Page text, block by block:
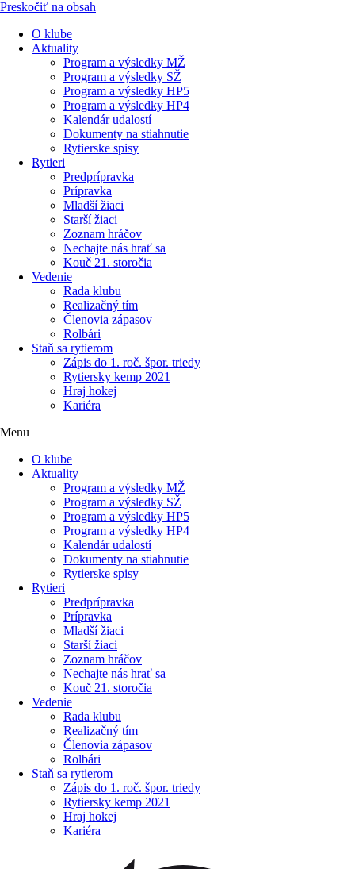
Preskočiť na obsah
O klube
Aktuality
Program a výsledky MŽ
Program a výsledky SŽ
Program a výsledky HP5
Program a výsledky HP4
Kalendár udalostí
Dokumenty na stiahnutie
Rytierske spisy
Rytieri
Predprípravka
Prípravka
Mladší žiaci
Starší žiaci
Zoznam hráčov
Nechajte nás hrať sa
Kouč 21. storočia
Vedenie
Rada klubu
Realizačný tím
Členovia zápasov
Rolbári
Staň sa rytierom
Zápis do 1. roč. špor. triedy
Rytiersky kemp 2021
Hraj hokej
Kariéra
Menu
O klube
Aktuality
Program a výsledky MŽ
Program a výsledky SŽ
Program a výsledky HP5
Program a výsledky HP4
Kalendár udalostí
Dokumenty na stiahnutie
Rytierske spisy
Rytieri
Predprípravka
Prípravka
Mladší žiaci
Starší žiaci
Zoznam hráčov
Nechajte nás hrať sa
Kouč 21. storočia
Vedenie
Rada klubu
Realizačný tím
Členovia zápasov
Rolbári
Staň sa rytierom
Zápis do 1. roč. špor. triedy
Rytiersky kemp 2021
Hraj hokej
Kariéra